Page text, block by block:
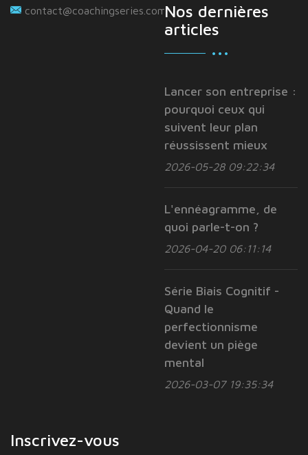
contact@coachingseries.comNos dernières
articles
Lancer son entreprise :
pourquoi ceux qui
suivent leur plan
réussissent mieux
2026-05-28 09:22:34
L'ennéagramme, de
quoi parle-t-on ?
2026-04-20 06:11:14
Série Biais Cognitif -
Quand le
perfectionnisme
devient un piège
mental
2026-03-07 19:35:34
Inscrivez-vous